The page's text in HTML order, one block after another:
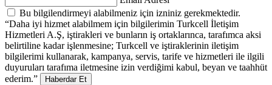
Bu bilgilendirmeyi alabilmeniz için izniniz gerekmektedir.
“Daha iyi hizmet alabilmem için bilgilerimin Turkcell İletişim
Hizmetleri A.Ş, iştirakleri ve bunların iş ortaklarınca, tarafımca aksi
belirtiline kadar işlenmesine; Turkcell ve iştiraklerinin iletişim
bilgilerimi kullanarak, kampanya, servis, tarife ve hizmetleri ile ilgili
duyuruları tarafıma iletmesine izin verdiğimi kabul, beyan ve taahhüt
ederim.”
Haberdar Et